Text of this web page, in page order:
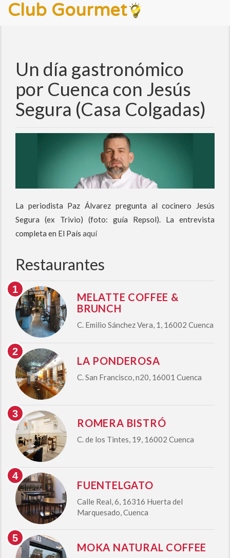
Club Gourmet
Un día gastronómico
por Cuenca con Jesús
Segura (Casa Colgadas)
La periodista Paz Álvarez pregunta al cocinero Jesús
Segura (ex Trivio) (foto: guía Repsol). La entrevista
completa en El País aquí
Restaurantes
MELATTE COFFEE &
BRUNCH
C. Emilio Sánchez Vera, 1, 16002 Cuenca
LA PONDEROSA
C. San Francisco, n20, 16001 Cuenca
ROMERA BISTRÓ
C. de los Tintes, 19, 16002 Cuenca
FUENTELGATO
Calle Real, 6, 16316 Huerta del
Marquesado, Cuenca
MOKA NATURAL COFFEE